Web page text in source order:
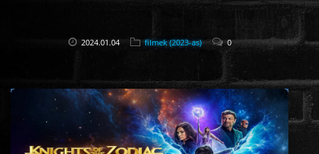
2024.01.04 filmek (2023-as) 0